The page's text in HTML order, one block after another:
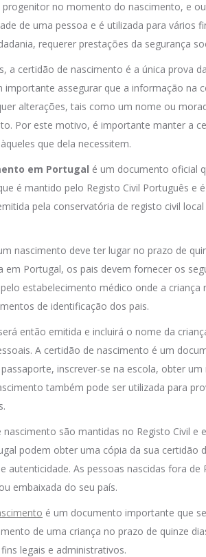
no momento do nascimento, e
de uma pessoa e é utilizada para vários
requerer prestações da segurança
a certidão de nascimento é a única prova
importante assegurar que a informação na
alterações, tais como um nome ou
Por este motivo, é importante manter a
que dela necessitem.
em Portugal é um documento oficial
é mantido pelo Registo Civil Português e
pela conservatória de registo civil
nascimento deve ter lugar no prazo de
em Portugal, os pais devem fornecer os
estabelecimento médico onde a
de identificação dos pais.
então emitida e incluirá o nome da
A certidão de nascimento é um
inscrever-se na escola, obter
também pode ser utilizada para
são mantidas no Registo Civil
podem obter uma cópia da sua certidão
autenticidade. As pessoas nascidas fora
embaixada do seu país.
é um documento importante que
de uma criança no prazo de quinze
legais e administrativos.